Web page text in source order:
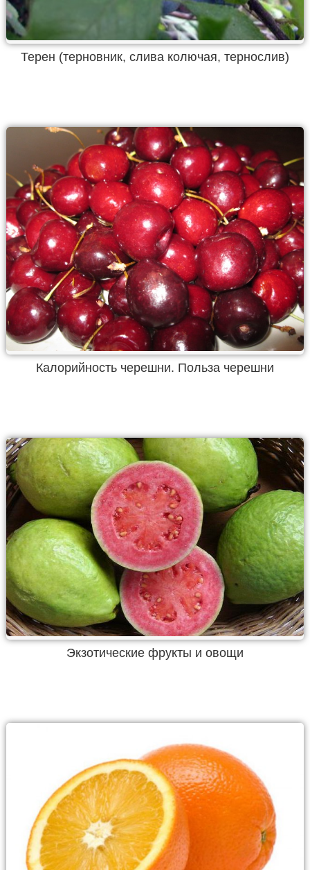
Терен (терновник, слива колючая, тернослив)
Калорийность черешни. Польза черешни
Экзотические фрукты и овощи